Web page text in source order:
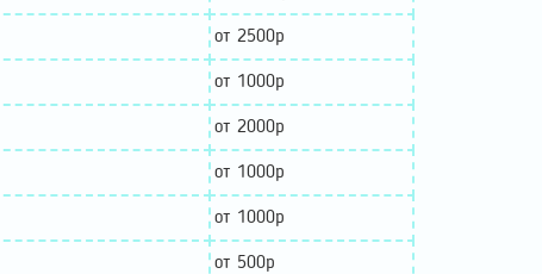
от 2500р
от 1000р
от 2000р
от 1000р
от 1000р
от 500р